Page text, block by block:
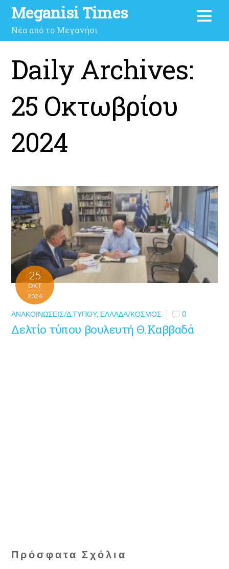
Meganisi Times
Νέα από το Μεγανήσι
Daily Archives:
25 Οκτωβρίου
2024
25
ΟΚΤ
2024
ΑΝΑΚΟΙΝΏΣΕΙΣ/Δ.ΤΎΠΟΥ, ΕΛΛΆΔΑ/ΚΌΣΜΟΣ 0
Δελτίο τύπου βουλευτή Θ.Καββαδά
Πρόσφατα Σχόλια